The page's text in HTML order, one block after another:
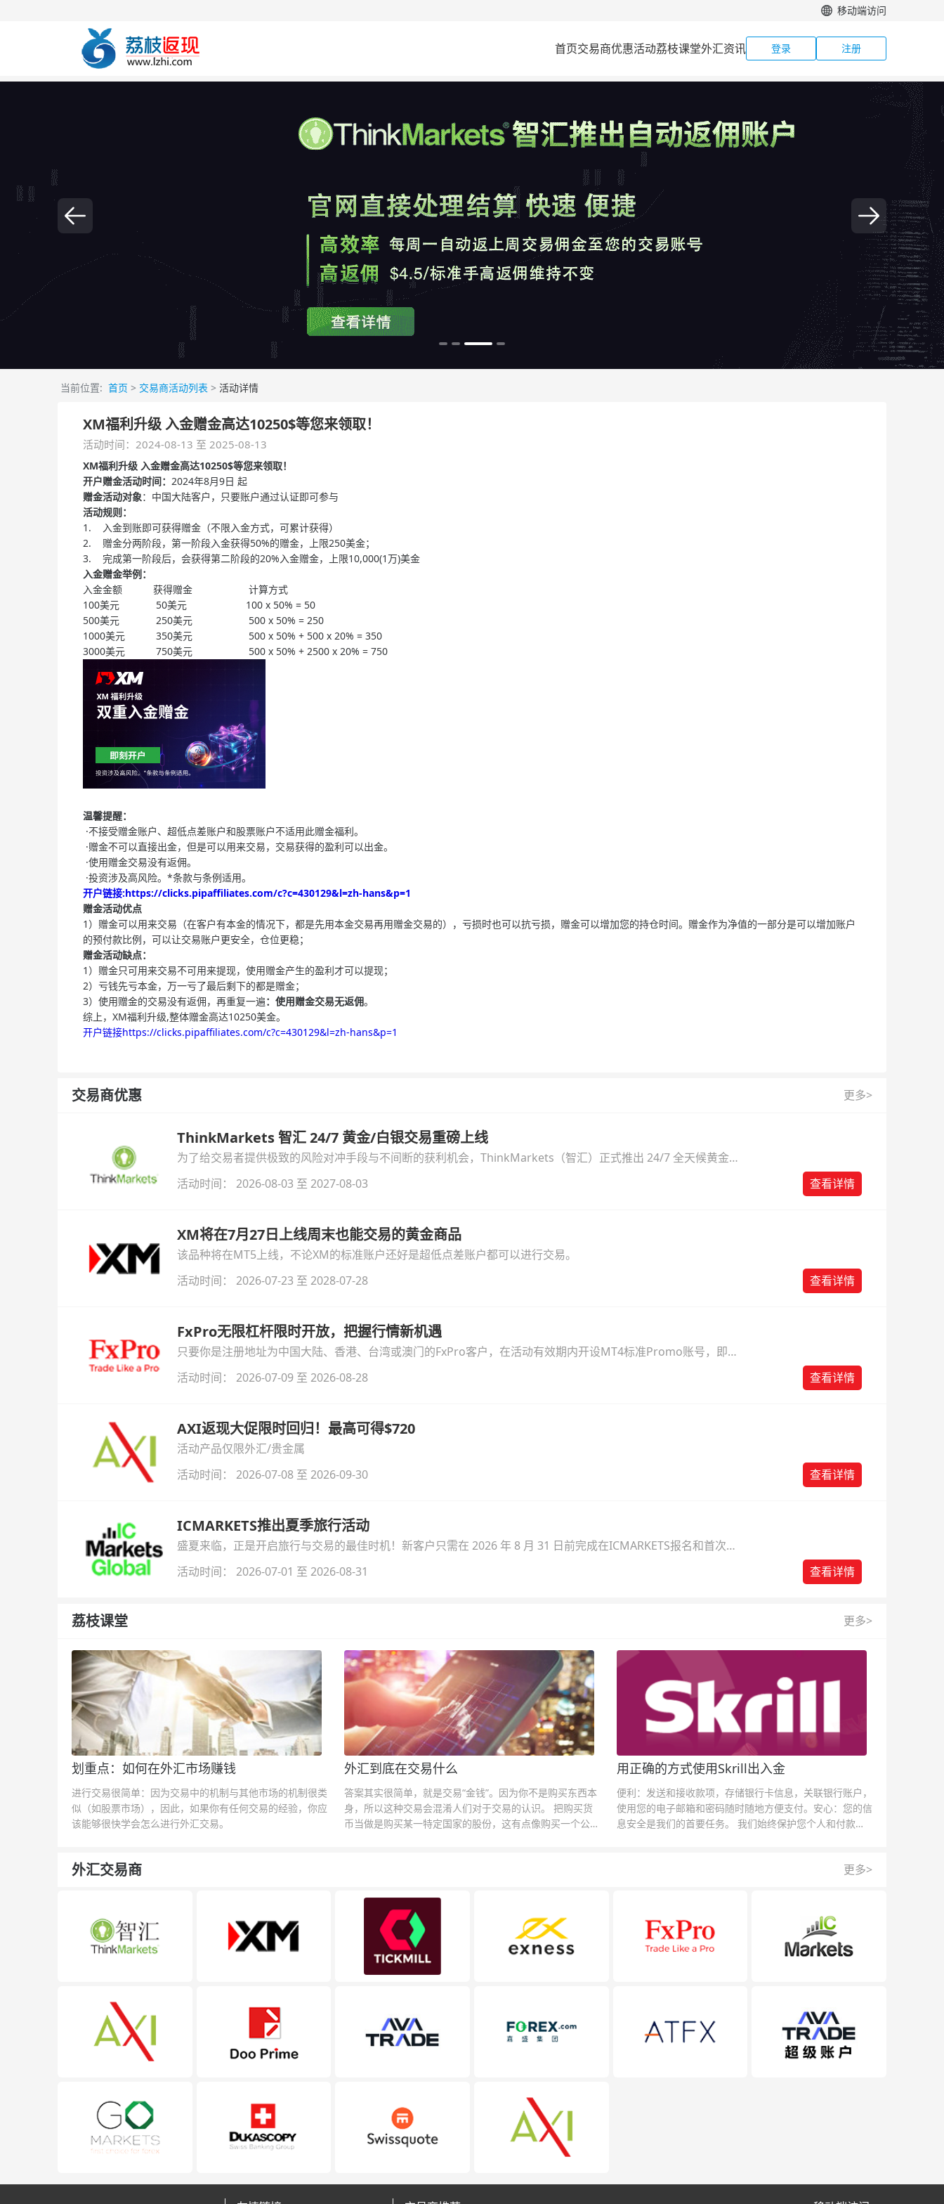
移动端访问
首页交易商优惠活动荔枝课堂外汇资讯 登录 注册
当前位置: 首页 > 交易商活动列表 > 活动详情
XM福利升级 入金赠金高达10250$等您来领取！
活动时间：2024-08-13 至 2025-08-13
XM福利升级 入金赠金高达10250$等您来领取！
开户赠金活动时间： 2024年8月9日 起
赠金活动对象：中国大陆客户，只要账户通过认证即可参与
活动规则：
1. 入金到账即可获得赠金（不限入金方式，可累计获得）
2. 赠金分两阶段，第一阶段入金获得50%的赠金，上限250美金；
3. 完成第一阶段后，会获得第二阶段的20%入金赠金，上限10,000(1万)美金
入金赠金举例：
入金金额 获得赠金 计算方式
100美元 50美元 100 x 50% = 50
500美元 250美元 500 x 50% = 250
1000美元 350美元 500 x 50% + 500 x 20% = 350
3000美元 750美元 500 x 50% + 2500 x 20% = 750
温馨提醒：
·不接受赠金账户、超低点差账户和股票账户不适用此赠金福利。
·赠金不可以直接出金，但是可以用来交易，交易获得的盈利可以出金。
·使用赠金交易没有返佣。
·投资涉及高风险。*条款与条例适用。
开户链接:https://clicks.pipaffiliates.com/c?c=430129&l=zh-hans&p=1
赠金活动优点
1）赠金可以用来交易（在客户有本金的情况下，都是先用本金交易再用赠金交易的），亏损时也可以抗亏损，赠金可以增加您的持仓时间。赠金作为净值的一部分是可以增加账户
的预付款比例，可以让交易账户更安全，仓位更稳；
赠金活动缺点：
1）赠金只可用来交易不可用来提现，使用赠金产生的盈利才可以提现；
2）亏钱先亏本金，万一亏了最后剩下的都是赠金；
3）使用赠金的交易没有返佣，再重复一遍：使用赠金交易无返佣。
综上，XM福利升级,整体赠金高达10250美金。
开户链接https://clicks.pipaffiliates.com/c?c=430129&l=zh-hans&p=1
交易商优惠 更多>
ThinkMarkets 智汇 24/7 黄金/白银交易重磅上线
为了给交易者提供极致的风险对冲手段与不间断的获利机会，ThinkMarkets（智汇）正式推出 24/7 全天候黄金
与白银交易！本文将为您详细拆解本次升级的核心交易品种、杠杆配置、支持软件及交易细则。
活动时间： 2026-08-03 至 2027-08-03 查看详情
XM将在7月27日上线周末也能交易的黄金商品
该品种将在MT5上线，不论XM的标准账户还好是超低点差账户都可以进行交易。
活动时间： 2026-07-23 至 2028-07-28
查看详情
FxPro无限杠杆限时开放，把握行情新机遇
只要你是注册地址为中国大陆、香港、台湾或澳门的FxPro客户，在活动有效期内开设MT4标准Promo账号，即可
自动解锁无限倍杠杆福利，无需额外复杂操作。
活动时间： 2026-07-09 至 2026-08-28 查看详情
AXI返现大促限时回归！最高可得$720
活动产品仅限外汇/贵金属
活动时间： 2026-07-08 至 2026-09-30
查看详情
ICMARKETS推出夏季旅行活动
盛夏来临，正是开启旅行与交易的最佳时机！新客户只需在 2026 年 8 月 31 日前完成在ICMARKETS报名和首次入
金即可参与！
活动时间： 2026-07-01 至 2026-08-31 查看详情
荔枝课堂 更多>
划重点：如何在外汇市场赚钱
进行交易很简单：因为交易中的机制与其他市场的机制很类
似（如股票市场），因此，如果你有任何交易的经验，你应
该能够很快学会怎么进行外汇交易。
外汇到底在交易什么
答案其实很简单，就是交易“金钱”。因为你不是购买东西本
身，所以这种交易会混淆人们对于交易的认识。 把购买货
币当做是购买某一特定国家的股份，这有点像购买一个公司
用正确的方式使用Skrill出入金
便利：发送和接收款项，存储银行卡信息，关联银行账户，
使用您的电子邮箱和密码随时随地方便支付。安心：您的信
息安全是我们的首要任务。 我们始终保护您个人和付款信
外汇交易商 更多>